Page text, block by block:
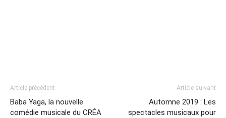
Article précédent
Baba Yaga, la nouvelle
comédie musicale du CRÉA
Article suivant
Automne 2019 : Les
spectacles musicaux pour